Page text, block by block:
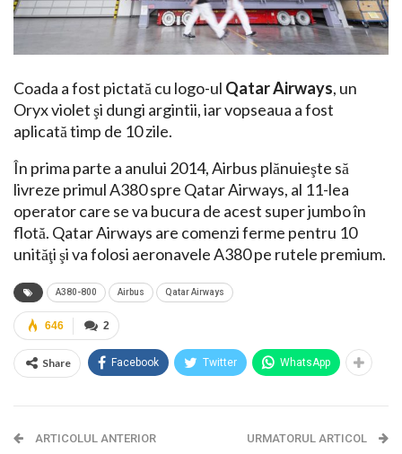
Coada a fost pictată cu logo-ul Qatar Airways, un
Oryx violet şi dungi argintii, iar vopseaua a fost
aplicată timp de 10 zile.
În prima parte a anului 2014, Airbus plănuieşte să
livreze primul A380 spre Qatar Airways, al 11-lea
operator care se va bucura de acest super jumbo în
flotă. Qatar Airways are comenzi ferme pentru 10
unităţi şi va folosi aeronavele A380 pe rutele premium.
A380-800 Airbus Qatar Airways
2
646
Share Facebook Twitter WhatsApp
ARTICOLUL ANTERIOR URMATORUL ARTICOL